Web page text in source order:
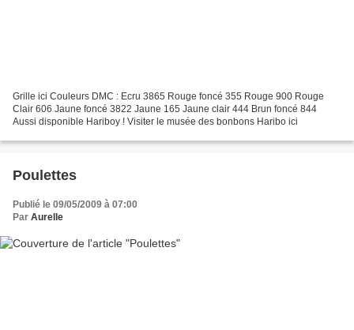
Grille ici Couleurs DMC : Ecru 3865 Rouge foncé 355 Rouge 900 Rouge
Clair 606 Jaune foncé 3822 Jaune 165 Jaune clair 444 Brun foncé 844
Aussi disponible Hariboy ! Visiter le musée des bonbons Haribo ici
Poulettes
Publié le 09/05/2009 à 07:00
Par Aurelle